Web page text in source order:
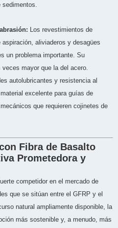
Los revestimientos de
aliviaderos y desagües
un problema importante. Su
mayor que la del acero.
autolubricantes y resistencia al
excelente para guías de
que requieren cojinetes de
Fibra de Basalto
Prometedora y
competidor en el mercado de
que se sitúan entre el GFRP y el
natural ampliamente disponible, la
más sostenible y, a menudo, más